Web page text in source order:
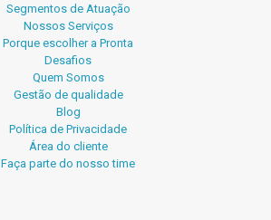
Segmentos de Atuação
Nossos Serviços
Porque escolher a Pronta
Desafios
Quem Somos
Gestão de qualidade
Blog
Política de Privacidade
Área do cliente
Faça parte do nosso time